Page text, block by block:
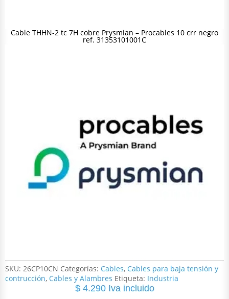
Cable THHN-2 tc 7H cobre Prysmian – Procables 10 crr negro
ref. 31353101001C
SKU: 26CP10CN Categorías: Cables, Cables para baja tensión y
contrucción, Cables y Alambres Etiqueta: Industria
$4.290 Iva incluido